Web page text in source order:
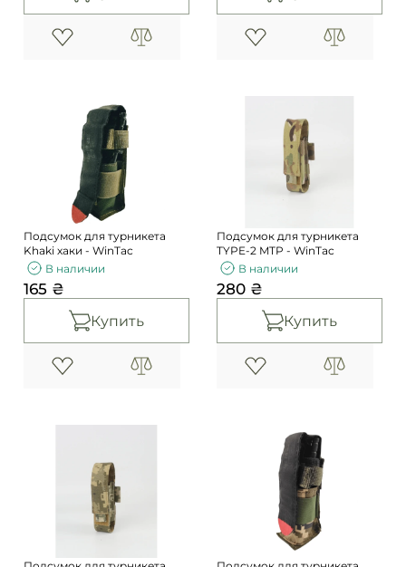
Подсумок для турникета
Khaki хаки - WinTac
В наличии
165 ₴
Купить
Подсумок для турникета
TYPE-2 MTP - WinTac
В наличии
280 ₴
Купить